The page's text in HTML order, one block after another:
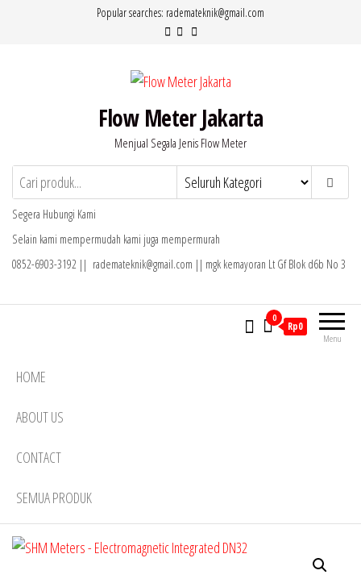
Popular searches: rademateknik@gmail.com
Flow Meter Jakarta
Menjual Segala Jenis Flow Meter
Segera Hubungi Kami
Selain kami mempermudah kami juga mempermurah
0852-6903-3192 || rademateknik@gmail.com || mgk kemayoran Lt Gf Blok d6b No 3
Menu
0
Rp0
HOME
ABOUT US
CONTACT
SEMUA PRODUK